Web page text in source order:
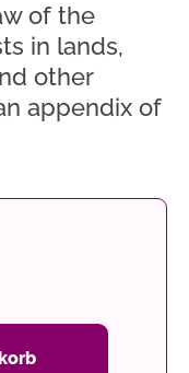
of the
in lands,
other
appendix of